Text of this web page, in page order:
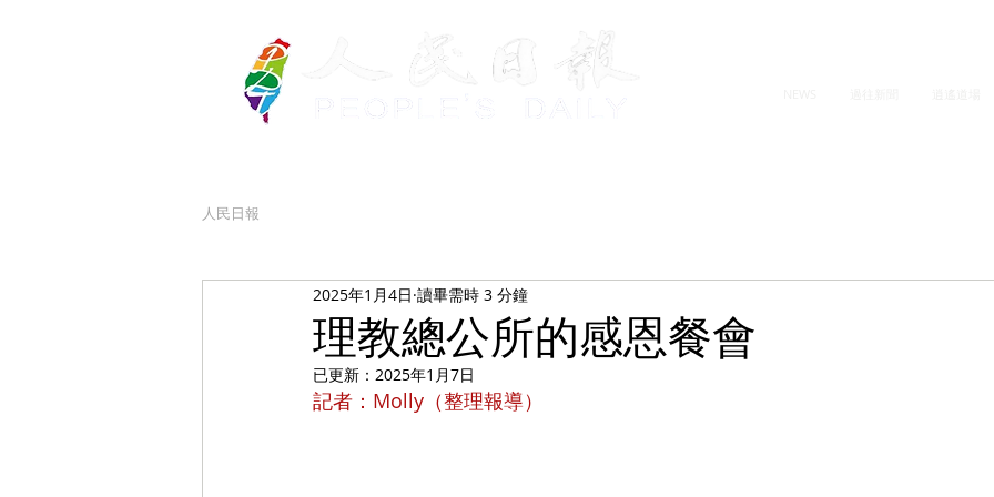
人民日報
理教總公所的感恩餐會
2025年1月4日 讀畢需時 3 分鐘
已更新： 2025年1月7日
記者：Molly（整理報導）